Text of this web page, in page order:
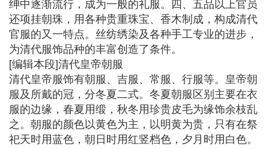
还项挂朝珠，用各种贵重珠宝、香木制成，构成清代
官服的又一特点。丝纺绣染及各种手工专业的进步，
为清代服饰品种的丰富创造了条件。
[编辑本段]清代皇帝朝服
清代皇帝服饰有朝服、吉服、常服、行服等。皇帝朝
服及所戴的冠，分冬夏二式。冬夏朝服区别主要在衣
服的边缘，春夏用缎，秋冬用珍贵皮毛为缘饰余枝乱
之。朝服的颜色以黄色为主，以明黄为贵，只有在祭
祀天时用蓝色，朝日时用红竖档色，夕月时用白色。